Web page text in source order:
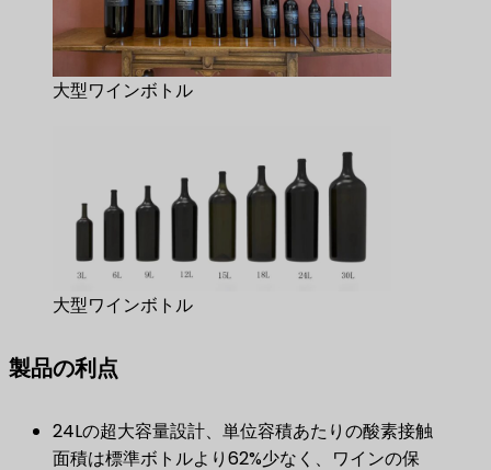
大型ワインボトル
大型ワインボトル
製品の利点
24Lの超大容量設計、単位容積あたりの酸素接触
面積は標準ボトルより62%少なく、ワインの保